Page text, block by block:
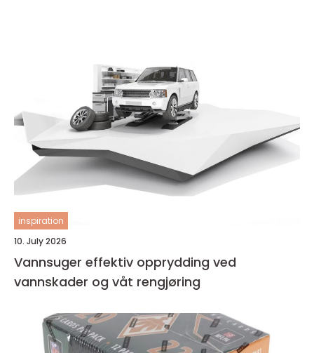
inspiration
10. July 2026
Vannsuger effektiv opprydding ved
vannskader og våt rengjøring